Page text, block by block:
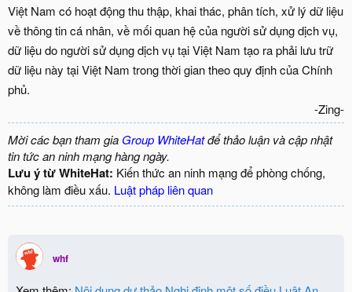
Việt Nam có hoạt động thu thập, khai thác, phân tích, xử lý dữ liệu
về thông tin cá nhân, về mối quan hệ của người sử dụng dịch vụ,
dữ liệu do người sử dụng dịch vụ tại Việt Nam tạo ra phải lưu trữ
dữ liệu này tại Việt Nam trong thời gian theo quy định của Chính
phủ.
-Zing-​
Mời các bạn tham gia Group WhiteHatđể thảo luận và cập nhật
tin tức an ninh mạng hàng ngày.
Lưu ý từ WhiteHat: Kiến thức an ninh mạng để phòng chống,
không làm điều xấu. Luật pháp liên quan
whf